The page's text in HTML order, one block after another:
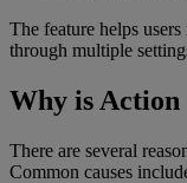
The feature helps
through multiple
Why is Action
There are several
Common causes